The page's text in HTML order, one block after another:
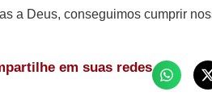
a Deus, conseguimos cumprir
em suas redes